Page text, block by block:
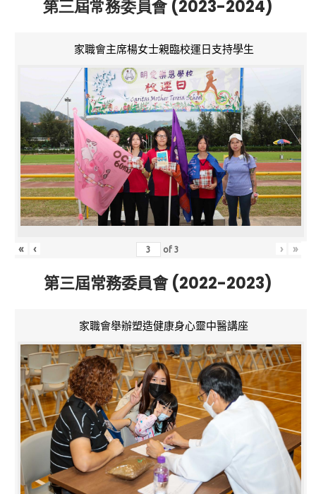
第三屆常務委員會 (2023-2024)
家職會主席楊女士親臨校運日支持學生
« ‹ of3 › »
第三屆常務委員會 (2022-2023)
家職會舉辦塑造健康身心靈中醫講座